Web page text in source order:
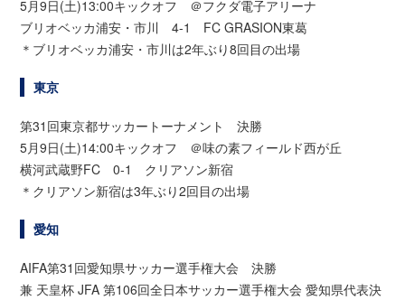
5月9日(土)13:00キックオフ ＠フクダ電子アリーナ
ブリオベッカ浦安・市川 4-1 FC GRASION東葛
＊ブリオベッカ浦安・市川は2年ぶり8回目の出場
東京
第31回東京都サッカートーナメント 決勝
5月9日(土)14:00キックオフ ＠味の素フィールド西が丘
横河武蔵野FC 0-1 クリアソン新宿
＊クリアソン新宿は3年ぶり2回目の出場
愛知
AIFA第31回愛知県サッカー選手権大会 決勝
兼 天皇杯 JFA 第106回全日本サッカー選手権大会 愛知県代表決